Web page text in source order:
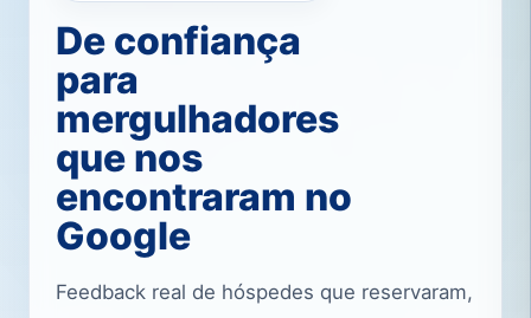
De confiança
para
mergulhadores
que nos
encontraram no
Google
Feedback real de hóspedes que reservaram,